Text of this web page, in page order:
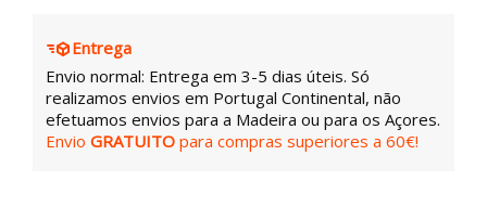
Entrega
Envio normal: Entrega em 3-5 dias úteis. Só
realizamos envios em Portugal Continental, não
efetuamos envios para a Madeira ou para os Açores.
Envio GRATUITO para compras superiores a 60€!